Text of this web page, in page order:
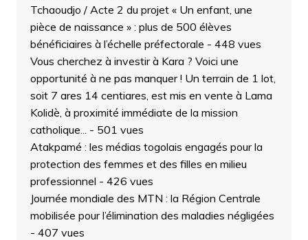
Tchaoudjo / Acte 2 du projet « Un enfant, une
pièce de naissance » : plus de 500 élèves
bénéficiaires à l’échelle préfectorale - 448 vues
Vous cherchez à investir à Kara ? Voici une
opportunité à ne pas manquer ! Un terrain de 1 lot,
soit 7 ares 14 centiares, est mis en vente à Lama
Kolidè, à proximité immédiate de la mission
catholique...
- 501 vues
Atakpamé : les médias togolais engagés pour la
protection des femmes et des filles en milieu
professionnel - 426 vues
Journée mondiale des MTN : la Région Centrale
mobilisée pour l’élimination des maladies négligées
- 407 vues